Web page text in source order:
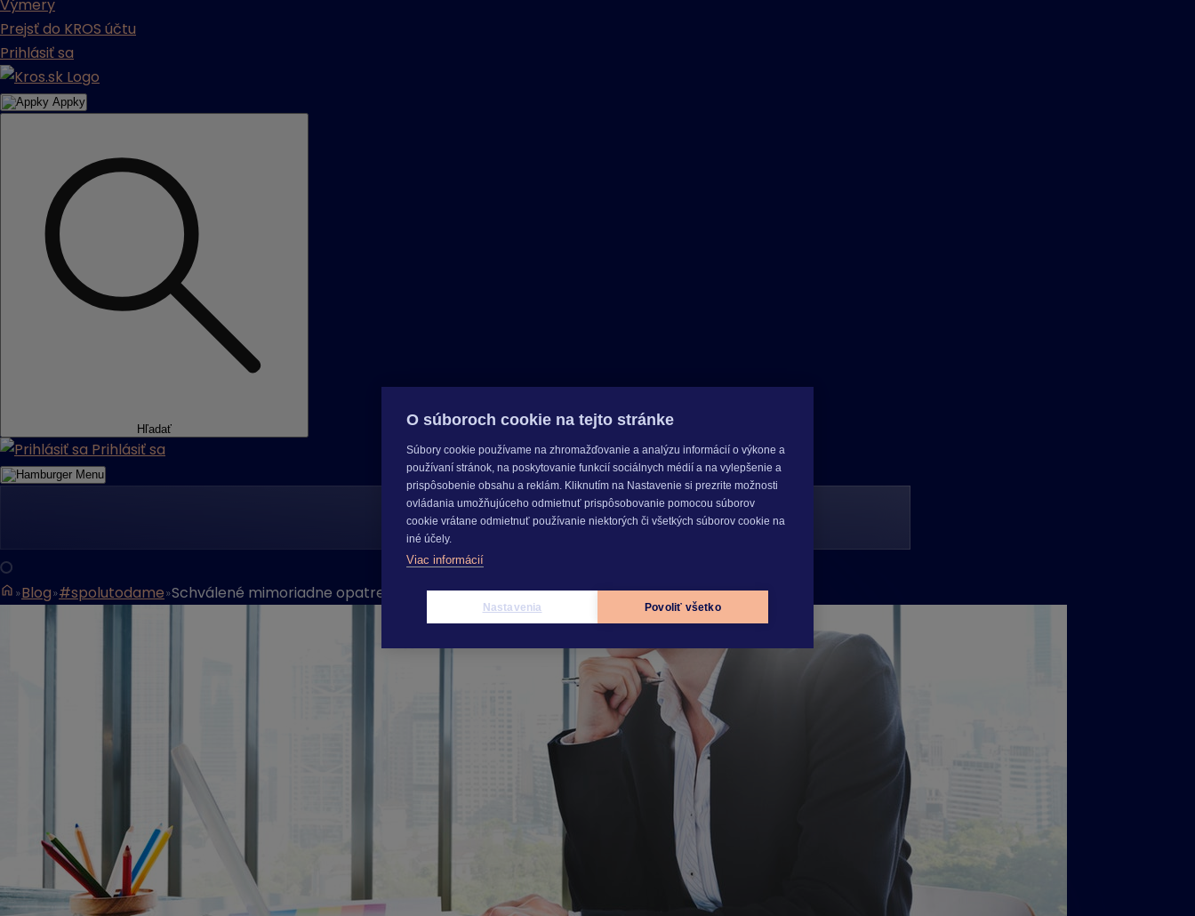
Výmery
Prejsť do KROS účtu
Prihlásiť sa
Appky
Hľadať
Prihlásiť sa
Menu
Blog #spolutodame Schválené mimoriadne opatrenia v období pandémie
O súboroch cookie na tejto stránke
Súbory cookie používame na zhromažďovanie a analýzu informácií o výkone a
používaní stránok, na poskytovanie funkcií sociálnych médií a na vylepšenie a
prispôsobenie obsahu a reklám. Kliknutím na Nastavenie si prezrite možnosti
ovládania umožňujúceho odmietnuť prispôsobovanie pomocou súborov
cookie vrátane odmietnuť používanie niektorých či všetkých súborov cookie na
iné účely.
Viac informácií
Nastavenia Povoliť všetko